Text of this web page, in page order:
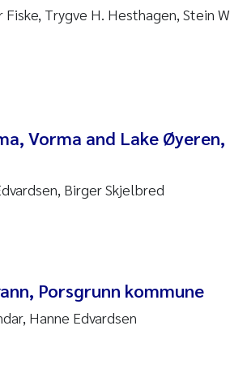
Trygve H. Hesthagen, Stein W
Vorma and Lake Øyeren,
Birger Skjelbred
Porsgrunn kommune
Hanne Edvardsen